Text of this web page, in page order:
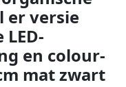
er versie
en colour-
mat zwart